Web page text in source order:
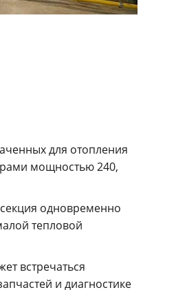
для отопления
мощностью 240,
одновременно
тепловой
встречаться
и диагностике